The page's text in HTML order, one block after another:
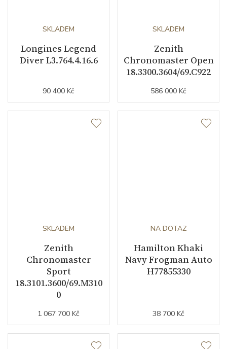
SKLADEM
Longines Legend
Diver L3.764.4.16.6
90 400 Kč
SKLADEM
Zenith
Chronomaster Open
18.3300.3604/69.C922
586 000 Kč
SKLADEM
Zenith
Chronomaster
Sport
18.3101.3600/69.M310
0
1 067 700 Kč
NA DOTAZ
Hamilton Khaki
Navy Frogman Auto
H77855330
38 700 Kč